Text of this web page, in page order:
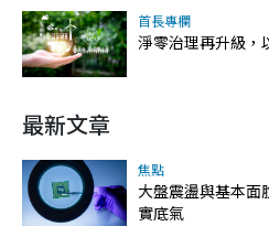
首長專欄
淨零治理再升級，
最新文章
焦點
大盤震盪與基本面脫鉤 台灣半導體與AI
實底氣